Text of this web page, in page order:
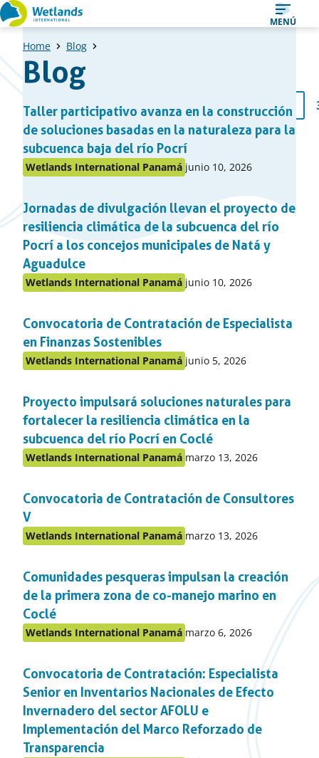
Ir
al
contenido
MENÚ
Home Blog
Blog
Una
lista
de
items
Taller participativo avanza en la construcción
de soluciones basadas en la naturaleza para la
subcuenca baja del río Pocrí
Publicado
el
apartado
Wetlands International Panamá Publicado
junio 10, 2026
Jornadas de divulgación llevan el proyecto de
resiliencia climática de la subcuenca del río
Pocrí a los concejos municipales de Natá y
Aguadulce
Publicado
el
apartado
Wetlands International Panamá Publicado
junio 10, 2026
Convocatoria de Contratación de Especialista
en Finanzas Sostenibles
Publicado
el
apartado
Wetlands International Panamá Publicado
junio 5, 2026
Proyecto impulsará soluciones naturales para
fortalecer la resiliencia climática en la
subcuenca del río Pocrí en Coclé
Publicado
el
apartado
Wetlands International Panamá Publicado
marzo 13, 2026
Convocatoria de Contratación de Consultores
V
Publicado
el
apartado
Wetlands International Panamá Publicado
marzo 13, 2026
Comunidades pesqueras impulsan la creación
de la primera zona de co-manejo marino en
Coclé
Publicado
el
apartado
Wetlands International Panamá Publicado
marzo 6, 2026
Convocatoria de Contratación: Especialista
Senior en Inventarios Nacionales de Efecto
Invernadero del sector AFOLU e
Implementación del Marco Reforzado de
Transparencia
Página
previa
Página
1 2